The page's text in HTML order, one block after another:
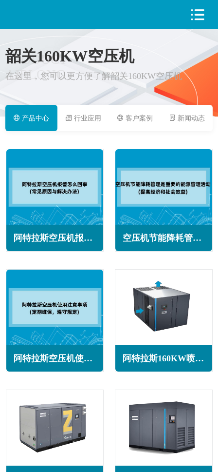
PRODUCT
AIRLONG
韶关160KW空压机
在这里，您可以更方便了解韶关160KW空压机
产品中心 行业应用 客户案例 新闻动态
阿特拉斯空压机报警怎么回事(常见原因与解决办法) 空压机节能降耗管理是重要的能源管理活动(提高经济和社会效益)
阿特拉斯空压机使用注意事项(定期维保，遵守规定) 阿特拉斯160KW喷油螺杆空压机GA160+系列